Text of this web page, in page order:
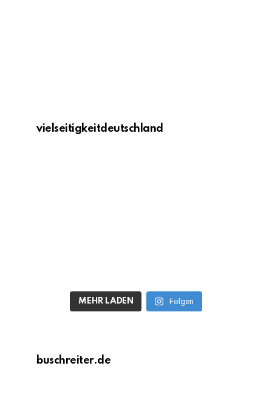
vielseitigkeitdeutschland
MEHR LADEN Folgen
buschreiter.de